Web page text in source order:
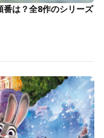
番は？全8作のシリーズ